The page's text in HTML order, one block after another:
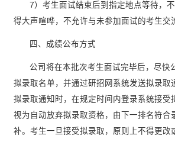
7）考生面试结束后到指定地点等待，
得大声喧哗，不允许与未参加面试的考生交
四、成绩公布方式
公司将在本批次考生面试完毕后，尽快
拟录取名单，并通过研招网系统发送拟录取
拟录取通知时，在规定时间内登录系统接受
视为自动放弃拟录取资格，由下一排名符合
补。考生一旦接受拟录取，原则上不得更改